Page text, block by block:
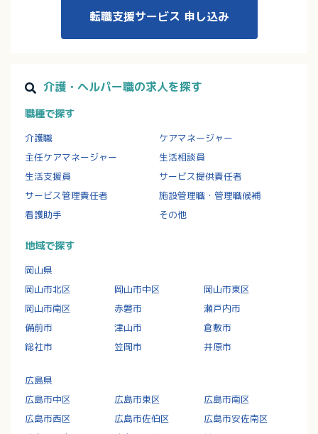
転職支援サービス 申し込み
介護・ヘルパー職の求人を探す
職種で探す
介護職
ケアマネージャー
主任ケアマネージャー
生活相談員
生活支援員
サービス提供責任者
サービス管理責任者
施設管理職・管理職候補
看護助手
その他
地域で探す
岡山県
岡山市北区
岡山市中区
岡山市東区
岡山市南区
赤磐市
瀬戸内市
備前市
津山市
倉敷市
総社市
笠岡市 井原市
広島県
広島市中区
広島市東区
広島市南区
広島市西区
広島市佐伯区
広島市安佐南区